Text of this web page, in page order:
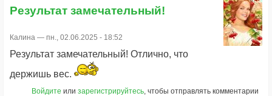
Результат замечательный!
Калина — пн., 02.06.2025 - 18:52
Результат замечательный! Отлично, что
держишь вес.
Войдите или зарегистрируйтесь, чтобы отправлять комментарии